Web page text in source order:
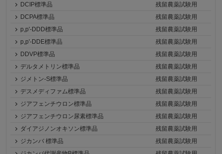
DCIP標準品
残留農薬試験用
DCPA標準品
残留農薬試験用
p,p'-DDD標準品
残留農薬試験用
p,p'-DDE標準品
残留農薬試験用
DDVP標準品
残留農薬試験用
デルタメトリン標準品
残留農薬試験用
ジメトン-S標準品
残留農薬試験用
デスメディファム標準品
残留農薬試験用
ジアフェンチウロン標準品
残留農薬試験用
ジアフェンチウロン尿素標準品
残留農薬試験用
ダイアジノンオキソン標準品
残留農薬試験用
ジカンバ 標準品
残留農薬試験用